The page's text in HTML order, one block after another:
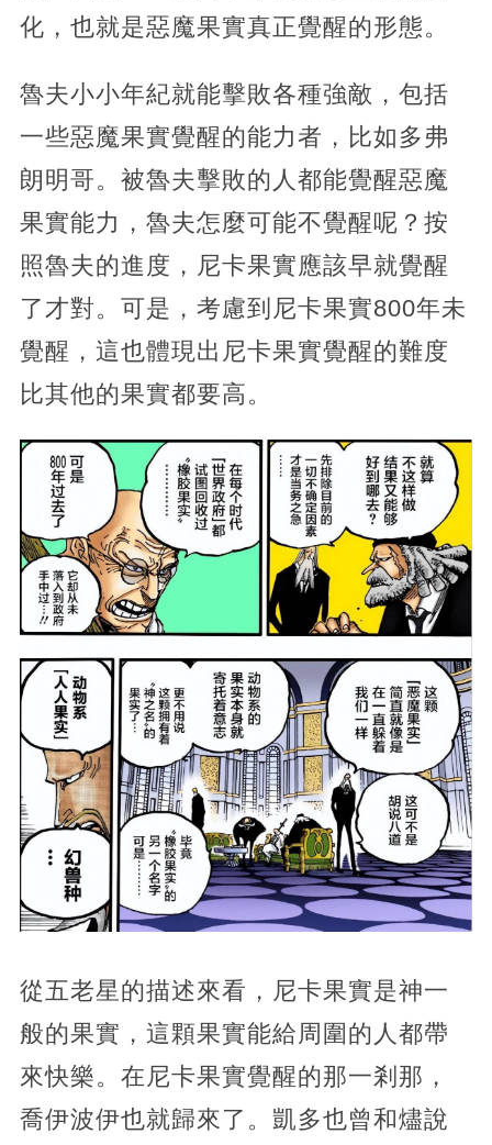
化，也就是惡魔果實真正覺醒的形態。
魯夫小小年紀就能擊敗各種強敵，包括
一些惡魔果實覺醒的能力者，比如多弗
朗明哥。被魯夫擊敗的人都能覺醒惡魔
果實能力，魯夫怎麼可能不覺醒呢？按
照魯夫的進度，尼卡果實應該早就覺醒
了才對。可是，考慮到尼卡果實800年未
覺醒，這也體現出尼卡果實覺醒的難度
比其他的果實都要高。
從五老星的描述來看，尼卡果實是神一
般的果實，這顆果實能給周圍的人都帶
來快樂。在尼卡果實覺醒的那一剎那，
喬伊波伊也就歸來了。凱多也曾和燼說